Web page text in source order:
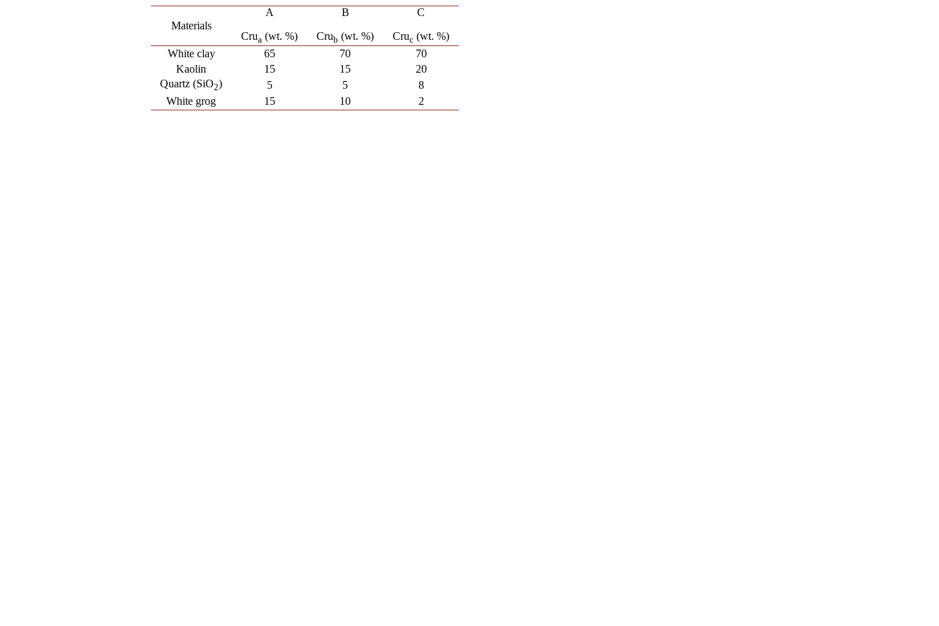
Materials
A
Crua (wt. %)
B
Crub (wt. %)
C
Cruc (wt. %)
White clay
65 70
70
Kaolin
15 15
20
Quartz (SiO2) 5 5
8
White grog
15 10 2